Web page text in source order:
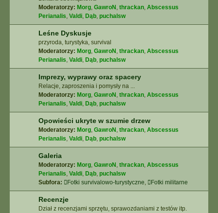
Moderatorzy: Morg, GawroN , thrackan, Abscessus
Perianalis, Valdi, Dąb, puchalsw
Leśne Dyskusje
przyroda, turystyka, survival
Moderatorzy: Morg, GawroN , thrackan, Abscessus
Perianalis, Valdi, Dąb, puchalsw
Imprezy, wyprawy oraz spacery
Relacje, zaproszenia i pomysły na ...
Moderatorzy: Morg, GawroN , thrackan, Abscessus
Perianalis, Valdi, Dąb, puchalsw
Opowieści ukryte w szumie drzew
Moderatorzy: Morg, GawroN , thrackan, Abscessus
Perianalis, Valdi, Dąb, puchalsw
Galeria
Moderatorzy: Morg, GawroN , thrackan, Abscessus
Perianalis, Valdi, Dąb, puchalsw
Subfora:
Fotki survivalowo-turystyczne, Fotki militarne
Recenzje
Dział z recenzjami sprzętu, sprawozdaniami z testów itp.